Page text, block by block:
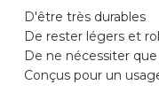
D'être très durables
De rester légers et
De ne nécessiter
Conçus pour un